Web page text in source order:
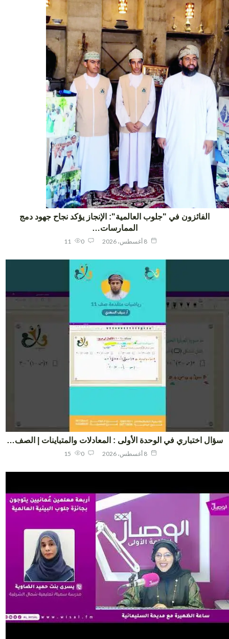
الفائزون في "جلوب العالمية": الإنجاز يؤكد نجاح جهود دمج
الممارسات…
11
اختباري في الوحدة الأولى : المعادلات والمتباينات | الصف…
15